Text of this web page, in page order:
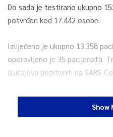
Do sada je testirano ukupno
potvrđen kod 17.442 osobe.
Izliječeno je ukupno 13.358
oporavljeno je 35 pacijenata.
slučajeva pozitivnih na SARS-
U protekla 24 sata preminula
Show